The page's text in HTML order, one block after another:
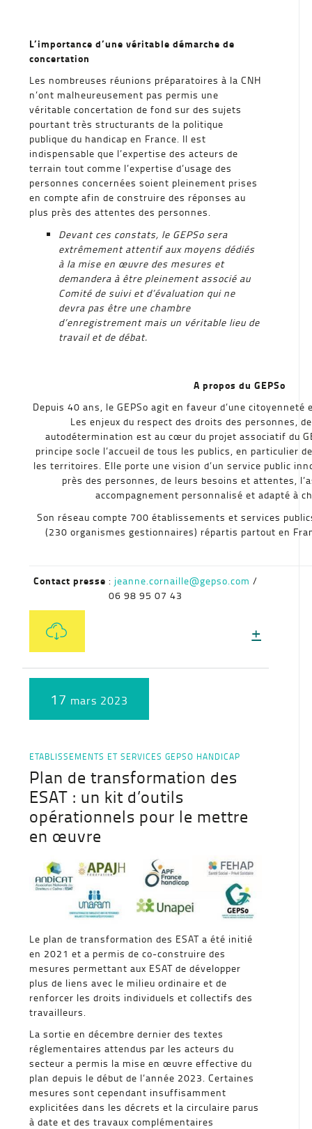
L’importance d’une véritable démarche de
concertation
Les nombreuses réunions préparatoires à la CNH
n’ont malheureusement pas permis une
véritable concertation de fond sur des sujets
pourtant très structurants de la politique
publique du handicap en France. Il est
indispensable que l’expertise des acteurs de
terrain tout comme l’expertise d’usage des
personnes concernées soient pleinement prises
en compte afin de construire des réponses au
plus près des attentes des personnes.
Devant ces constats, le GEPSo sera
extrêmement attentif aux moyens dédiés
à la mise en œuvre des mesures et
demandera à être pleinement associé au
Comité de suivi et d’évaluation qui ne
devra pas être une chambre
d’enregistrement mais un véritable lieu de
travail et de débat.
A propos du GEPSo
Depuis 40 ans, le GEPSo agit en faveur d’une
Les enjeux du respect des droits des personnes,
autodétermination est au cœur du projet associatif du
principe socle l’accueil de tous les publics, en particulier
les territoires. Elle porte une vision d’un service public
près des personnes, de leurs besoins et attentes,
accompagnement personnalisé et adapté à
Son réseau compte 700 établissements et services
(230 organismes gestionnaires) répartis partout en
Contact presse : jeanne.cornaille@gepso.com /
06 98 95 07 43
+
17 mars 2023
ETABLISSEMENTS ET SERVICES GEPSO HANDICAP
Plan de transformation des
ESAT : un kit d’outils
opérationnels pour le mettre
en œuvre
Le plan de transformation des ESAT a été initié
en 2021 et a permis de co-construire des
mesures permettant aux ESAT de développer
plus de liens avec le milieu ordinaire et de
renforcer les droits individuels et collectifs des
travailleurs.
La sortie en décembre dernier des textes
réglementaires attendus par les acteurs du
secteur a permis la mise en œuvre effective du
plan depuis le début de l’année 2023. Certaines
mesures sont cependant insuffisamment
explicitées dans les décrets et la circulaire parus
à date et des travaux complémentaires